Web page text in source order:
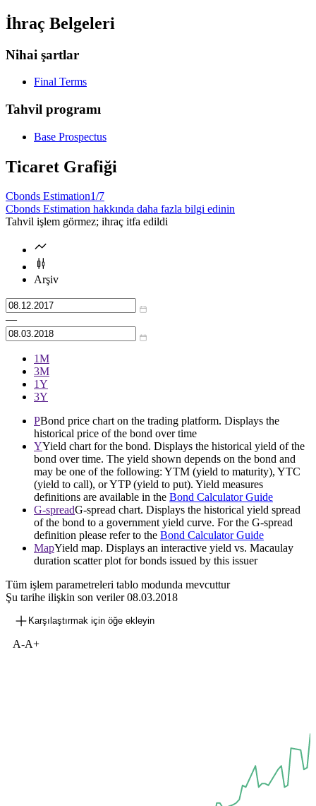
İhraç Belgeleri
Nihai şartlar
Final Terms
Tahvil programı
Base Prospectus
Ticaret Grafiği
Cbonds Estimation1/7
Cbonds Estimation hakkında daha fazla bilgi edinin
Tahvil işlem görmez; ihraç itfa edildi
Arşiv
—
1М
3М
1Y
3Y
PBond price chart on the trading platform. Displays the
historical price of the bond over time
YYield chart for the bond. Displays the historical yield of the
bond over time. The yield shown depends on the bond and
may be one of the following: YTM (yield to maturity), YTC
(yield to call), or YTP (yield to put). Yield measures
definitions are available in the Bond Calculator Guide
G-spreadG-spread chart. Displays the historical yield spread
of the bond to a government yield curve. For the G-spread
definition please refer to the Bond Calculator Guide
MapYield map. Displays an interactive yield vs. Macaulay
duration scatter plot for bonds issued by this issuer
Tüm işlem parametreleri tablo modunda mevcuttur
Şu tarihe ilişkin son veriler08.03.2018
Karşılaştırmak için öğe ekleyin